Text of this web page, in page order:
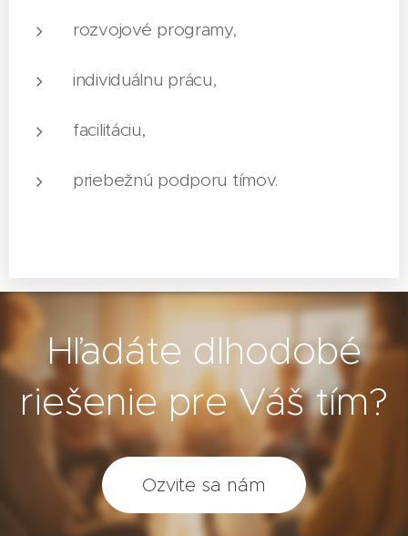
rozvojové programy,
individuálnu prácu,
facilitáciu,
priebežnú podporu tímov.
Hľadáte dlhodobé
riešenie pre Váš tím?
Ozvite sa nám